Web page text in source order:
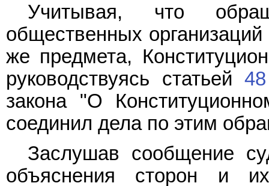
Учитывая, что
общественных
же предмета,
руководствуясь статьей 48
закона "О
соединил дела по этим
Заслушав сообщение
объяснения сторон и их